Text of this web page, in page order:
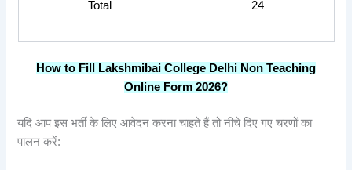
Total 24
How to Fill Lakshmibai College Delhi Non Teaching
Online Form 2026?
यदि आप इस भर्ती के लिए आवेदन करना चाहते हैं तो नीचे दिए गए चरणों का
पालन करें: